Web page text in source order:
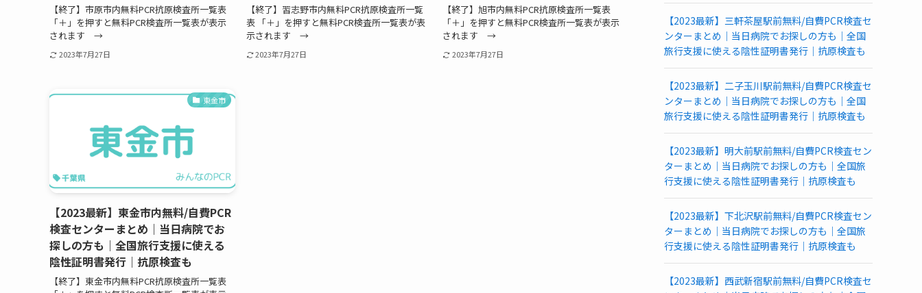
【終了】市原市内無料PCR抗原検査所一覧表
「＋」を押すと無料PCR検査所一覧表が表示
されます →
2023年7月27日
【終了】習志野市内無料PCR抗原検査所一覧
表 「＋」を押すと無料PCR検査所一覧表が表
示されます →
2023年7月27日
【終了】旭市内無料PCR抗原検査所一覧表
「＋」を押すと無料PCR検査所一覧表が表示
されます →
2023年7月27日
東金市
【2023最新】東金市内無料/自費PCR
検査センターまとめ｜当日病院でお
探しの方も｜全国旅行支援に使える
陰性証明書発行｜抗原検査も
【終了】東金市内無料PCR抗原検査所一覧表
検
査
所
一
覧
(都
道
府
別)
【2023最新】三軒茶屋駅前無料/自費PCR検査セ
ンターまとめ｜当日病院でお探しの方も｜全国
旅行支援に使える陰性証明書発行｜抗原検査も
【2023最新】二子玉川駅前無料/自費PCR検査セ
ンターまとめ｜当日病院でお探しの方も｜全国
旅行支援に使える陰性証明書発行｜抗原検査も
【2023最新】明大前駅前無料/自費PCR検査セン
ターまとめ｜当日病院でお探しの方も｜全国旅
行支援に使える陰性証明書発行｜抗原検査も
【2023最新】下北沢駅前無料/自費PCR検査セン
ターまとめ｜当日病院でお探しの方も｜全国旅
行支援に使える陰性証明書発行｜抗原検査も
【2023最新】西武新宿駅前無料/自費PCR検査セ